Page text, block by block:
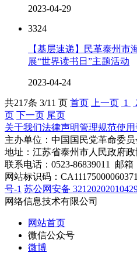
2023-04-29
3324
【基层速递】民革泰州
展“世界读书日”主题活动
2023-04-24
共217条 3/11 页 首页 上一页 1
页 下一页 尾页
关于我们法律声明管理规范使用
主办单位：中国国民党革命委
地址：江苏省泰州市人民政府政
联系电话：0523-86839011 邮箱
网站标识码：
号-1 苏公网安备
网络信息技术有限公司
网站首页
微信公众号
微博